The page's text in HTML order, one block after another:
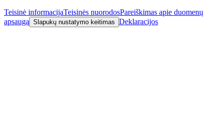
Teisinė informacijaTeisinės nuorodosPareiškimas apie duomenų
apsaugą Slapukų nustatymo keitimas Deklaracijos